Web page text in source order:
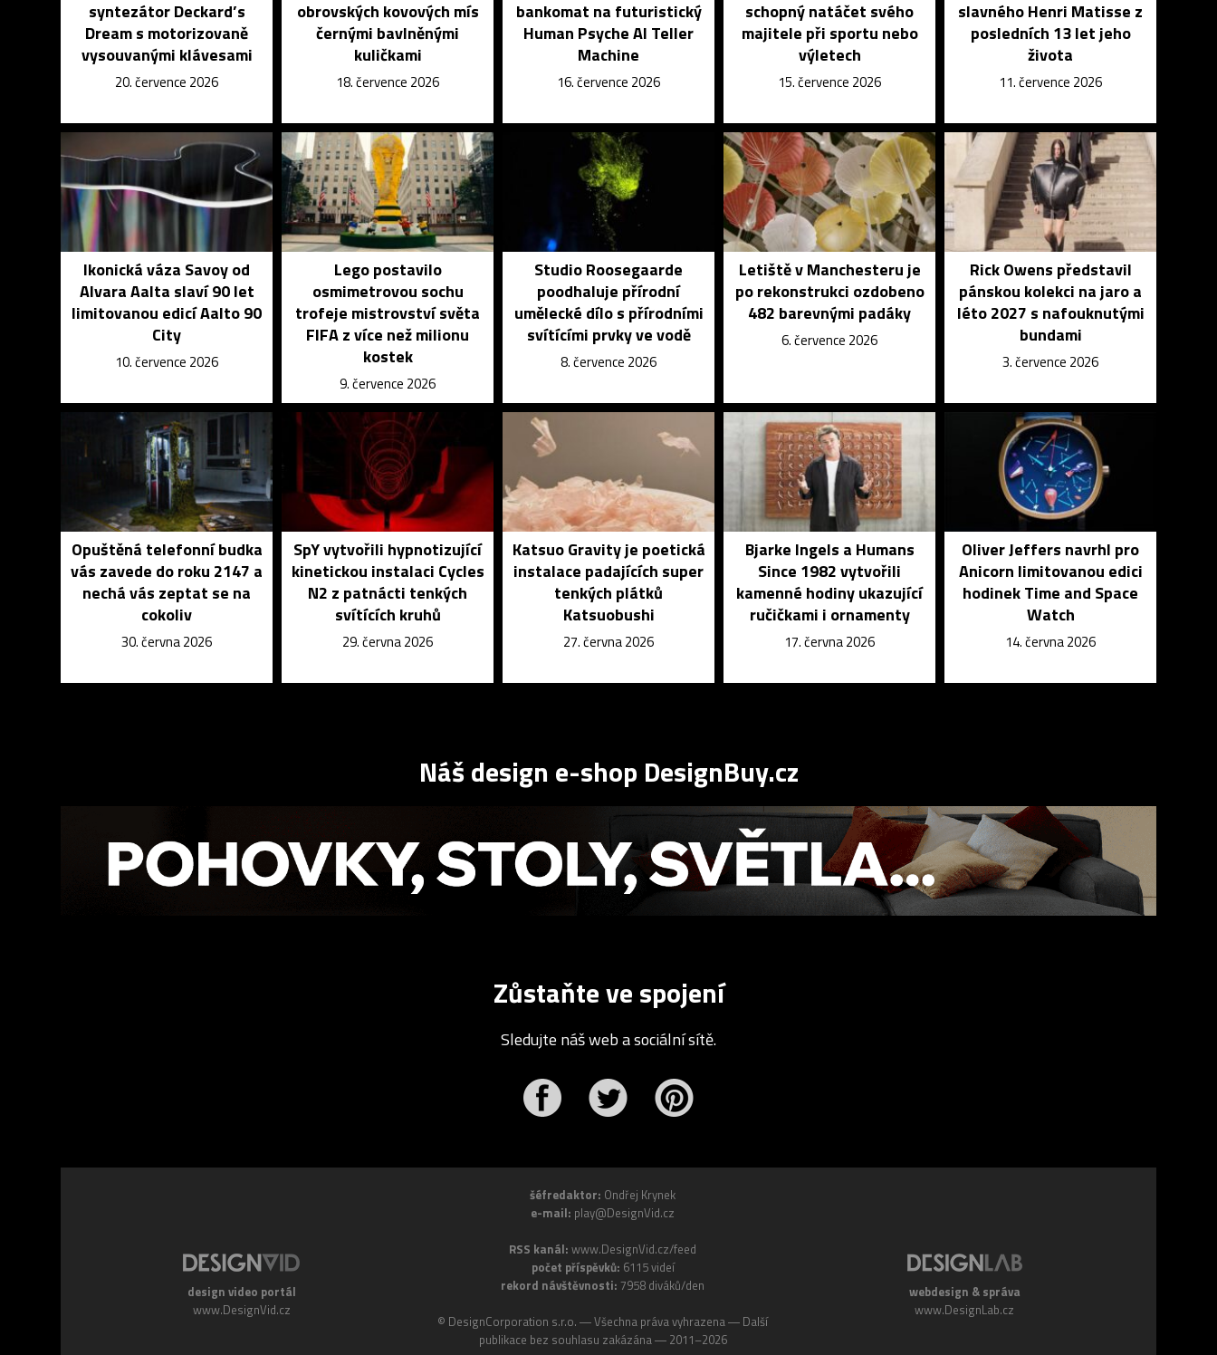
syntezátor Deckard’s
Dream s motorizovaně
vysouvanými klávesami
20. července 2026
obrovských kovových mís
černými bavlněnými
kuličkami
18. července 2026
bankomat na futuristický
Human Psyche AI Teller
Machine
16. července 2026
schopný natáčet svého
majitele při sportu nebo
výletech
15. července 2026
slavného Henri Matisse z
posledních 13 let jeho
života
11. července 2026
Ikonická váza Savoy od
Alvara Aalta slaví 90 let
limitovanou edicí Aalto 90
City
10. července 2026
Lego postavilo
osmimetrovou sochu
trofeje mistrovství světa
FIFA z více než milionu
kostek
9. července 2026
Studio Roosegaarde
poodhaluje přírodní
umělecké dílo s přírodními
svítícími prvky ve vodě
8. července 2026
Letiště v Manchesteru je
po rekonstrukci ozdobeno
482 barevnými padáky
6. července 2026
Rick Owens představil
pánskou kolekci na jaro a
léto 2027 s nafouknutými
bundami
3. července 2026
Opuštěná telefonní budka
vás zavede do roku 2147 a
nechá vás zeptat se na
cokoliv
30. června 2026
SpY vytvořili hypnotizující
kinetickou instalaci Cycles
N2 z patnácti tenkých
svítících kruhů
29. června 2026
Katsuo Gravity je poetická
instalace padajících super
tenkých plátků
Katsuobushi
27. června 2026
Bjarke Ingels a Humans
Since 1982 vytvořili
kamenné hodiny ukazující
ručičkami i ornamenty
17. června 2026
Oliver Jeffers navrhl pro
Anicorn limitovanou edici
hodinek Time and Space
Watch
14. června 2026
Náš design e-shop DesignBuy.cz
Zůstaňte ve spojení
Sledujte náš web a sociální sítě.
design video portál
www.DesignVid.cz
šéfredaktor: Ondřej Krynek
e-mail: play@DesignVid.cz
RSS kanál: www.DesignVid.cz/feed
počet příspěvků: 6115 videí
rekord návštěvnosti: 7958 diváků/den
© DesignCorporation s.r.o. ― Všechna práva vyhrazena ― Další
publikace bez souhlasu zakázána ― 2011–2026
webdesign & správa
www.DesignLab.cz